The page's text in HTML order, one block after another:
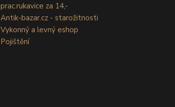
prac.rukavice za 14,-
Antik-bazar.cz - starožitnosti
Vykonný a levný eshop
Pojištění